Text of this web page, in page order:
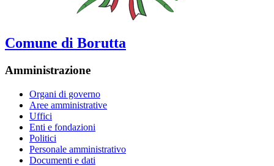
Comune di Borutta
Amministrazione
Organi di governo
Aree amministrative
Uffici
Enti e fondazioni
Politici
Personale amministrativo
Documenti e dati